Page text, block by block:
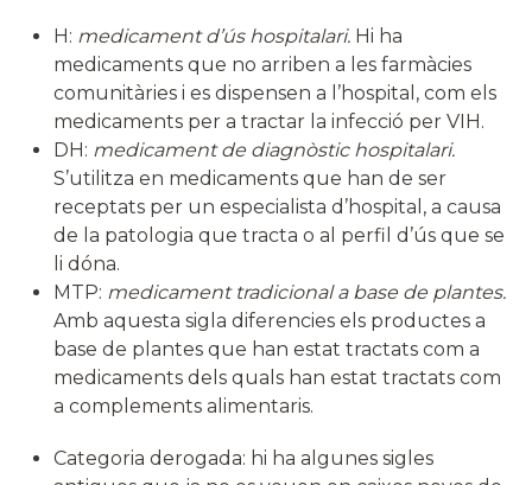
H: medicament d’ús hospitalari. Hi ha
medicaments que no arriben a les farmàcies
comunitàries i es dispensen a l’hospital, com els
medicaments per a tractar la infecció per VIH.
DH: medicament de diagnòstic hospitalari.
S’utilitza en medicaments que han de ser
receptats per un especialista d’hospital, a causa
de la patologia que tracta o al perfil d’ús que se
li dóna.
MTP: medicament tradicional a base de plantes.
Amb aquesta sigla diferencies els productes a
base de plantes que han estat tractats com a
medicaments dels quals han estat tractats com
a complements alimentaris.
Categoria derogada: hi ha algunes sigles